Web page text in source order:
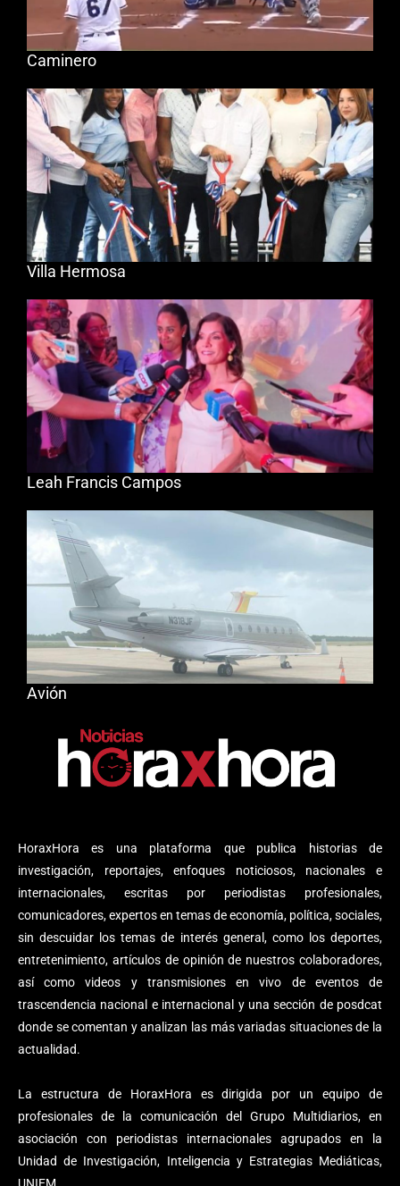
HoraxHora es una plataforma que publica historias de
investigación, reportajes, enfoques noticiosos, nacionales e
internacionales, escritas por periodistas profesionales,
comunicadores, expertos en temas de economía, política, sociales,
sin descuidar los temas de interés general, como los deportes,
entretenimiento, artículos de opinión de nuestros colaboradores,
así como videos y transmisiones en vivo de eventos de
trascendencia nacional e internacional y una sección de posdcat
donde se comentan y analizan las más variadas situaciones de la
actualidad.
La estructura de HoraxHora es dirigida por un equipo de
profesionales de la comunicación del Grupo Multidiarios, en
asociación con periodistas internacionales agrupados en la
Unidad de Investigación, Inteligencia y Estrategias Mediáticas,
UNIEM.
Caminero
Villa Hermosa
Leah Francis Campos
Avión